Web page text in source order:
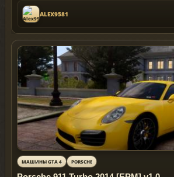
ALEX9581
МАШИНЫ GTA 4 PORSCHE